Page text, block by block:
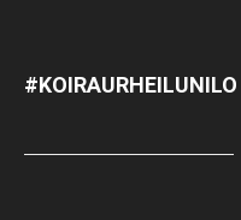
#KOIRAURHEILUNILO